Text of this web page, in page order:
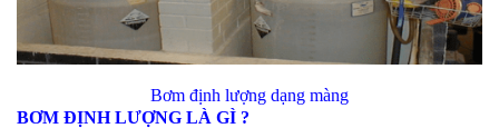
Bơm định lượng dạng màng
BƠM ĐỊNH LƯỢNG LÀ GÌ ?